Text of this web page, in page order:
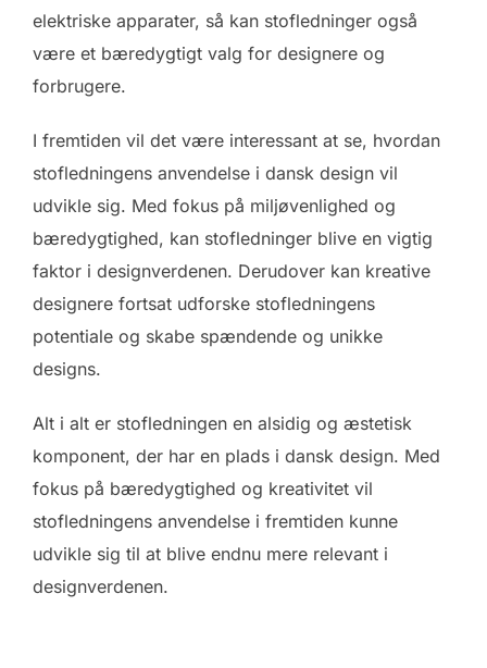
elektriske apparater, så kan stofledninger også
være et bæredygtigt valg for designere og
forbrugere.
I fremtiden vil det være interessant at se, hvordan
stofledningens anvendelse i dansk design vil
udvikle sig. Med fokus på miljøvenlighed og
bæredygtighed, kan stofledninger blive en vigtig
faktor i designverdenen. Derudover kan kreative
designere fortsat udforske stofledningens
potentiale og skabe spændende og unikke
designs.
Alt i alt er stofledningen en alsidig og æstetisk
komponent, der har en plads i dansk design. Med
fokus på bæredygtighed og kreativitet vil
stofledningens anvendelse i fremtiden kunne
udvikle sig til at blive endnu mere relevant i
designverdenen.